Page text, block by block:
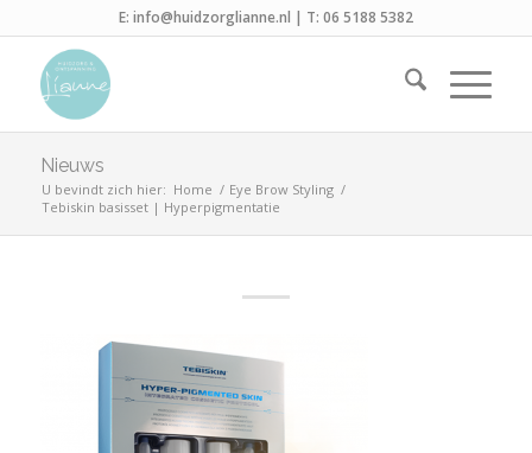
E: info@huidzorglianne.nl | T: 06 5188 5382
Nieuws
U bevindt zich hier: Home / Eye Brow Styling /
Tebiskin basisset | Hyperpigmentatie